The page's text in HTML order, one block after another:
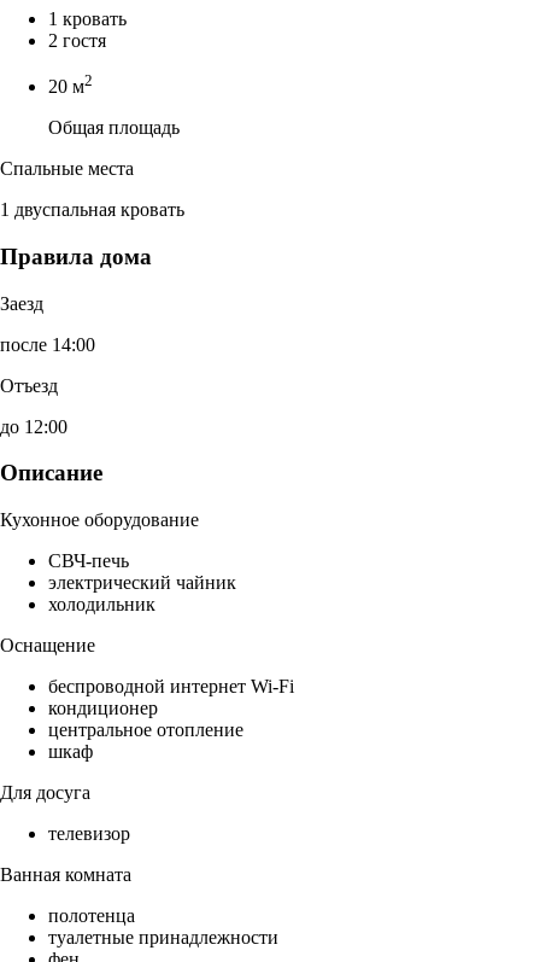
1 кровать
2 гостя
20 м2
Общая площадь
Спальные места
1 двуспальная кровать
Правила дома
Заезд
после 14:00
Отъезд
до 12:00
Описание
Кухонное оборудование
СВЧ-печь
электрический чайник
холодильник
Оснащение
беспроводной интернет Wi-Fi
кондиционер
центральное отопление
шкаф
Для досуга
телевизор
Ванная комната
полотенца
туалетные принадлежности